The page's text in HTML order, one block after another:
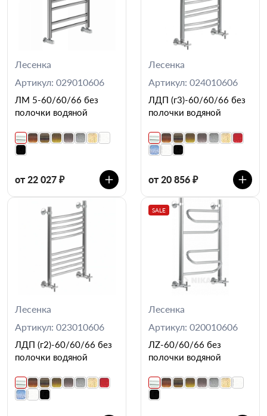
Лесенка
Артикул: 029010606
ЛМ 5-60/60/66 без
полочки водяной
от 22 027 ₽
Лесенка
Артикул: 024010606
ЛДП (г3)-60/60/66 без
полочки водяной
от 20 856 ₽
Лесенка
Артикул: 023010606
ЛДП (г2)-60/60/66 без
полочки водяной
SALE
Лесенка
Артикул: 020010606
ЛZ-60/60/66 без
полочки водяной